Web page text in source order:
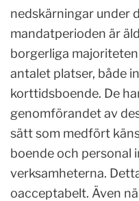
nedskärningar under
mandatperioden är
borgerliga
antalet platser, både
korttidsboende. De
genomförandet av
sätt som medfört
boende och personal
verksamheterna.
oacceptabelt. Även